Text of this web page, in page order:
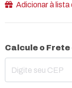
Adicionar à lista
Calcule o Frete